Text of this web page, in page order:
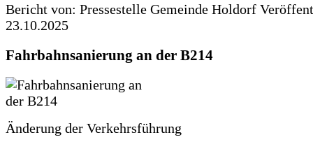
Bericht von: Pressestelle Gemeinde Holdorf
23.10.2025
Fahrbahnsanierung an der B214
Änderung der Verkehrsführung